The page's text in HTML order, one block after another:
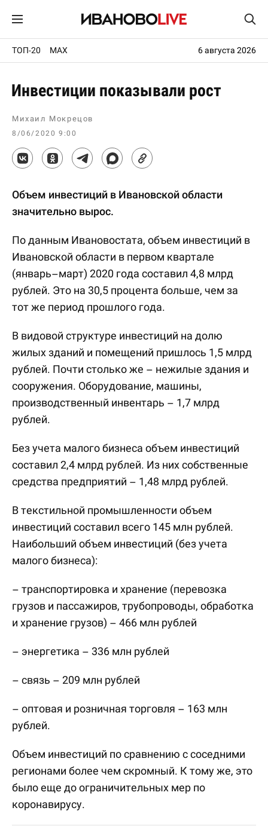
ТОП-20 MAX 6 августа 2026
Инвестиции показывали рост
Михаил Мокрецов
8/06/2020 9:00
Объем инвестиций в Ивановской области
значительно вырос.
По данным Ивановостата, объем инвестиций в
Ивановской области в первом квартале
(январь–март) 2020 года составил 4,8 млрд
рублей. Это на 30,5 процента больше, чем за
тот же период прошлого года.
В видовой структуре инвестиций на долю
жилых зданий и помещений пришлось 1,5 млрд
рублей. Почти столько же – нежилые здания и
сооружения. Оборудование, машины,
производственный инвентарь – 1,7 млрд
рублей.
Без учета малого бизнеса объем инвестиций
составил 2,4 млрд рублей. Из них собственные
средства предприятий – 1,48 млрд рублей.
В текстильной промышленности объем
инвестиций составил всего 145 млн рублей.
Наибольший объем инвестиций (без учета
малого бизнеса):
– транспортировка и хранение (перевозка
грузов и пассажиров, трубопроводы, обработка
и хранение грузов) – 466 млн рублей
– энергетика – 336 млн рублей
– связь – 209 млн рублей
– оптовая и розничная торговля – 163 млн
рублей.
Объем инвестиций по сравнению с соседними
регионами более чем скромный. К тому же, это
было еще до ограничительных мер по
коронавирусу.